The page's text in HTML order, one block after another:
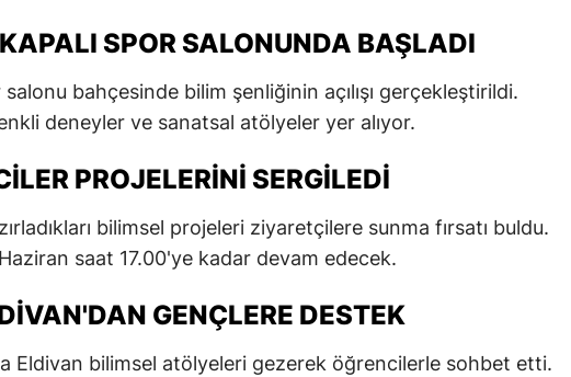
Diyarbakır
Edirne
Erzincan
SPOR SALONUNDA BAŞLADI
salonu bahçesinde bilim şenliğinin açılışı gerçekleştirildi.
deneyler ve sanatsal atölyeler yer alıyor.
PROJELERINI SERGILEDI
bilimsel projeleri ziyaretçilere sunma fırsatı buldu.
saat 17.00'ye kadar devam edecek.
GENÇLERE DESTEK
Eldivan bilimsel atölyeleri gezerek öğrencilerle sohbet etti.